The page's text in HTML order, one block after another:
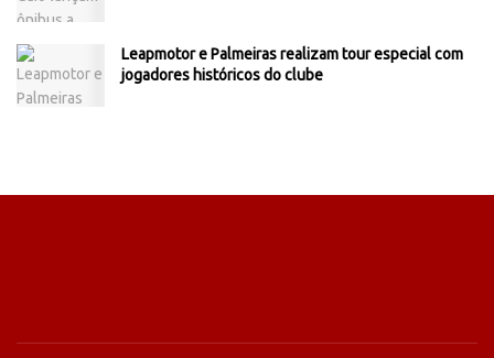
Leapmotor e Palmeiras realizam tour especial com
jogadores históricos do clube